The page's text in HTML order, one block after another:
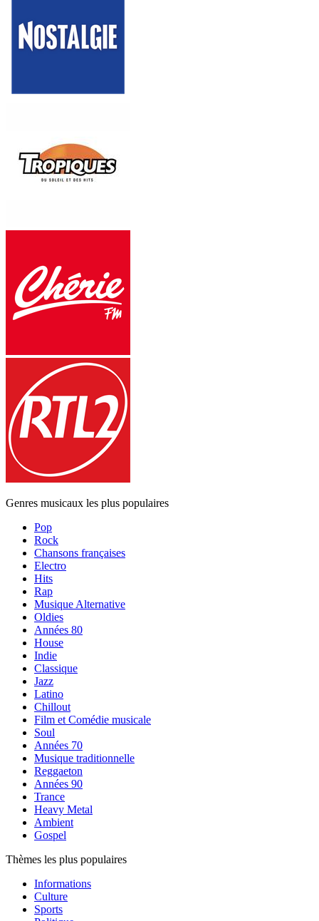
Genres musicaux les plus populaires
Pop
Rock
Chansons françaises
Electro
Hits
Rap
Musique Alternative
Oldies
Années 80
House
Indie
Classique
Jazz
Latino
Chillout
Film et Comédie musicale
Soul
Années 70
Musique traditionnelle
Reggaeton
Années 90
Trance
Heavy Metal
Ambient
Gospel
Thèmes les plus populaires
Informations
Culture
Sports